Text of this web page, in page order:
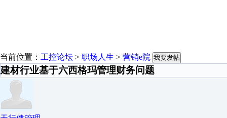
当前位置： 工控论坛 > 职场人生 > 营销e院 我要发帖
建材行业基于六西格玛管理财务问题